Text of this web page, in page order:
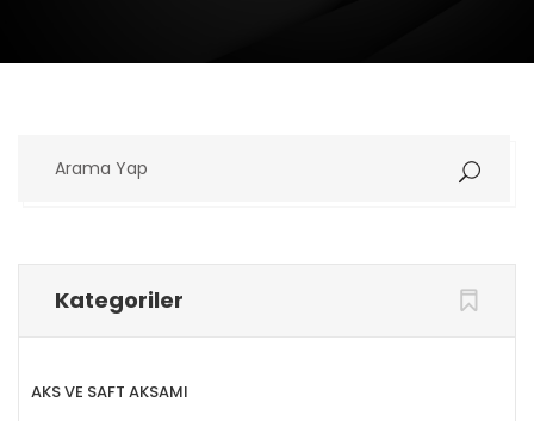
Arama
Kategoriler
AKS VE SAFT AKSAMI